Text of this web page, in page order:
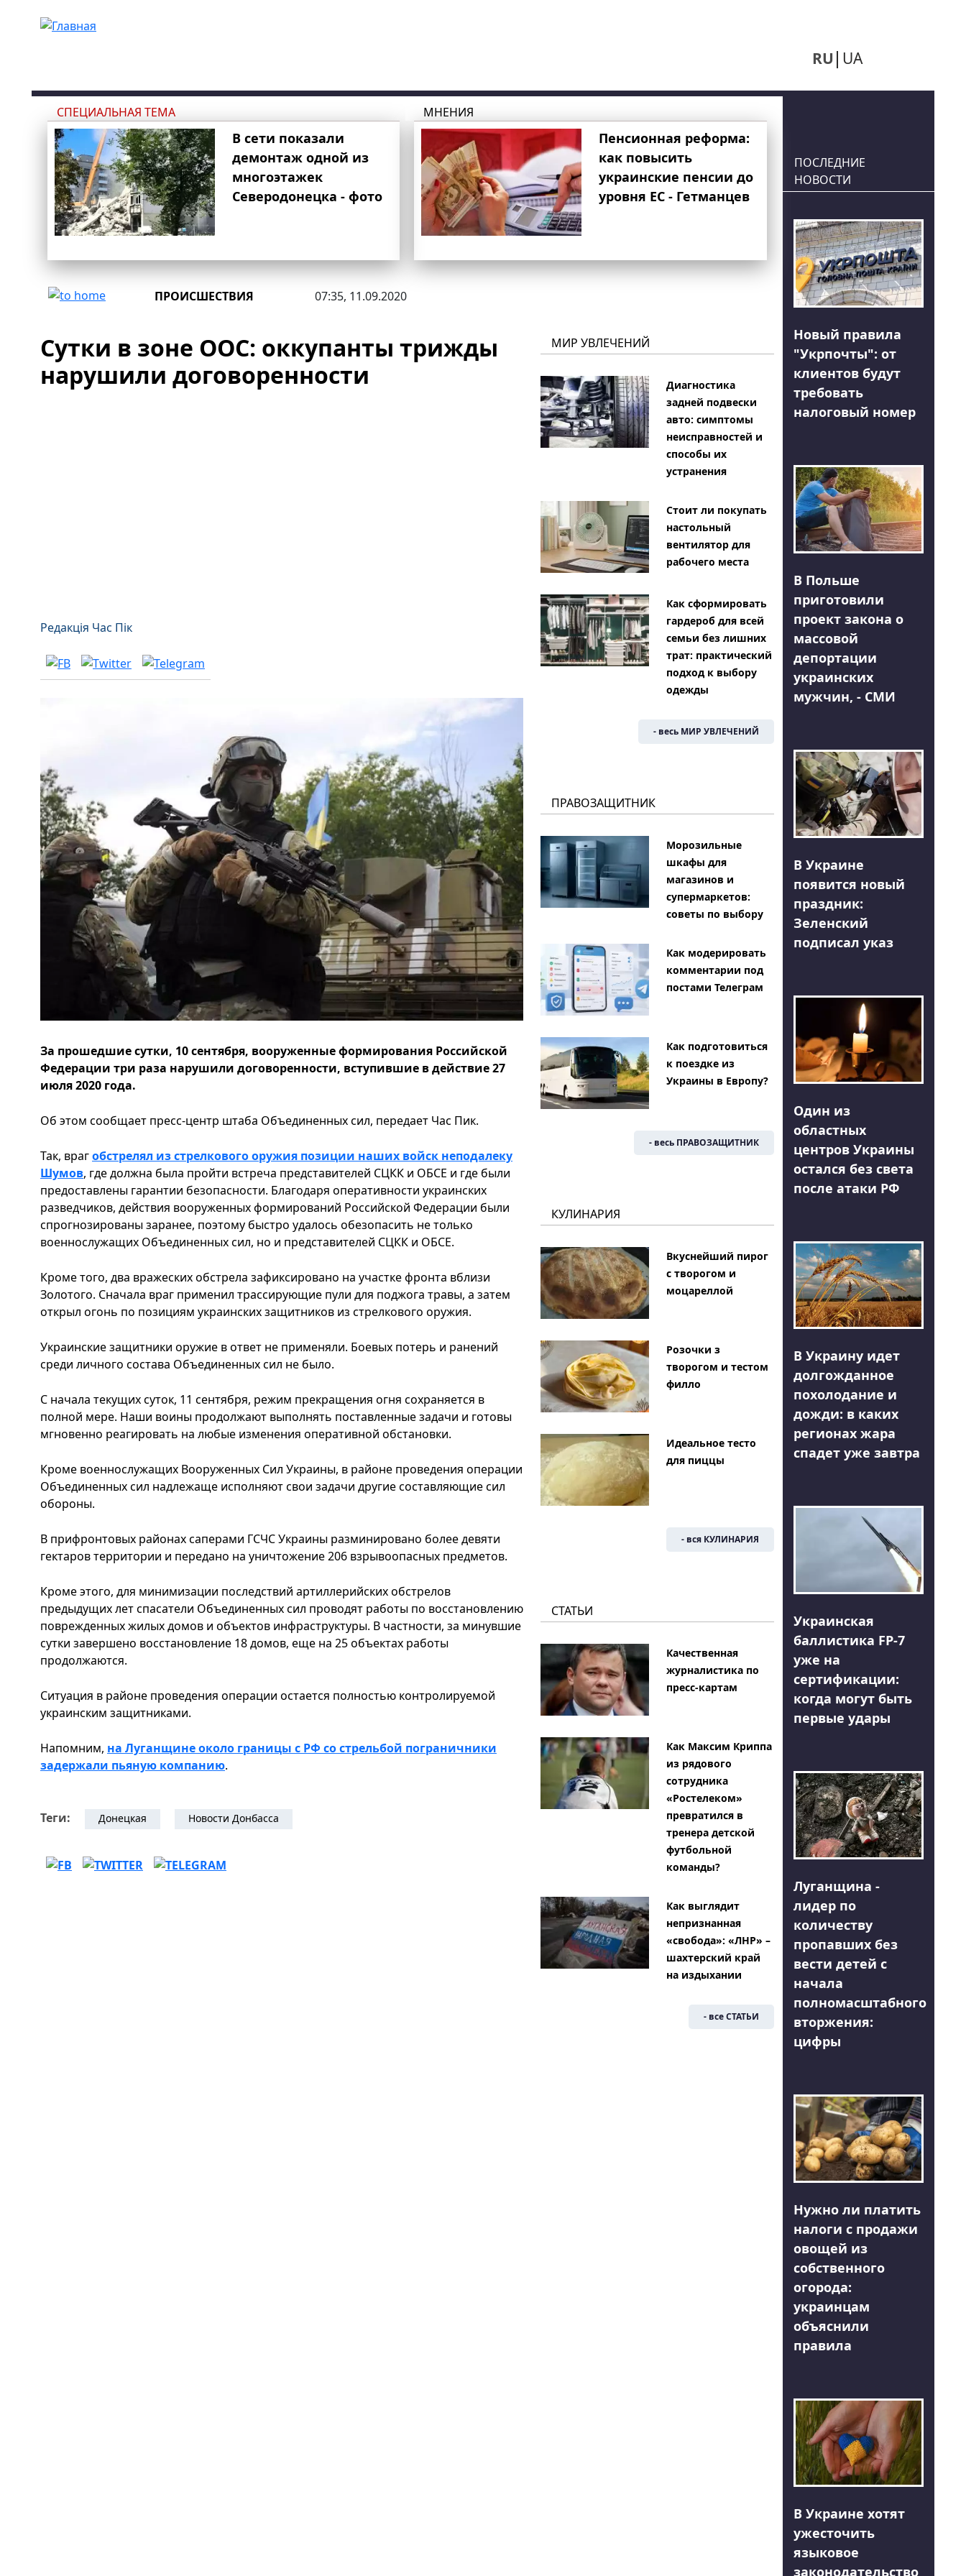
RU UA
СПЕЦИАЛЬНАЯ ТЕМА
В сети показали
демонтаж одной из
многоэтажек
Северодонецка - фото
МНЕНИЯ
Пенсионная реформа:
как повысить
украинские пенсии до
уровня ЕС - Гетманцев
ПРОИСШЕСТВИЯ 07:35, 11.09.2020
Сутки в зоне ООС: оккупанты трижды
нарушили договоренности
Редакція Час Пік
За прошедшие сутки, 10 сентября, вооруженные формирования Российской
Федерации три раза нарушили договоренности, вступившие в действие 27
июля 2020 года.
Об этом сообщает пресс-центр штаба Объединенных сил, передает Час Пик.
Так, врагобстрелял из стрелкового оружия позиции наших войск неподалеку
Шумов, где должна была пройти встреча представителей СЦКК и ОБСЕ и где были
предоставлены гарантии безопасности. Благодаря оперативности украинских
разведчиков, действия вооруженных формирований Российской Федерации были
спрогнозированы заранее, поэтому быстро удалось обезопасить не только
военнослужащих Объединенных сил, но и представителей СЦКК и ОБСЕ.
Кроме того, два вражеских обстрела зафиксировано на участке фронта вблизи
Золотого. Сначала враг применил трассирующие пули для поджога травы, а затем
открыл огонь по позициям украинских защитников из стрелкового оружия.
Украинские защитники оружие в ответ не применяли. Боевых потерь и ранений
среди личного состава Объединенных сил не было.
С начала текущих суток, 11 сентября, режим прекращения огня сохраняется в
полной мере. Наши воины продолжают выполнять поставленные задачи и готовы
мгновенно реагировать на любые изменения оперативной обстановки.
Кроме военнослужащих Вооруженных Сил Украины, в районе проведения операции
Объединенных сил надлежаще исполняют свои задачи другие составляющие сил
обороны.
В прифронтовых районах саперами ГСЧС Украины разминировано более девяти
гектаров территории и передано на уничтожение 206 взрывоопасных предметов.
Кроме этого, для минимизации последствий артиллерийских обстрелов
предыдущих лет спасатели Объединенных сил проводят работы по восстановлению
поврежденных жилых домов и объектов инфраструктуры. В частности, за минувшие
сутки завершено восстановление 18 домов, еще на 25 объектах работы
продолжаются.
Ситуация в районе проведения операции остается полностью контролируемой
украинским защитниками.
Напомним, на Луганщине около границы с РФ со стрельбой пограничники
задержали пьяную компанию.
Теги: Донецкая Новости Донбасса
МИР УВЛЕЧЕНИЙ
Диагностика
задней подвески
авто: симптомы
неисправностей и
способы их
устранения
Стоит ли покупать
настольный
вентилятор для
рабочего места
Как сформировать
гардероб для всей
семьи без лишних
трат: практический
подход к выбору
одежды
- весь МИР УВЛЕЧЕНИЙ
ПРАВОЗАЩИТНИК
Морозильные
шкафы для
магазинов и
супермаркетов:
советы по выбору
Как модерировать
комментарии под
постами Телеграм
Как подготовиться
к поездке из
Украины в Европу?
- весь ПРАВОЗАЩИТНИК
КУЛИНАРИЯ
Вкуснейший пирог
с творогом и
моцареллой
Розочки з
творогом и тестом
филло
Идеальное тесто
для пиццы
- вся КУЛИНАРИЯ
СТАТЬИ
Качественная
журналистика по
пресс-картам
Как Максим Криппа
из рядового
сотрудника
«Ростелеком»
превратился в
тренера детской
футбольной
команды?
Как выглядит
непризнанная
«свобода»: «ЛНР» –
шахтерский край
на издыхании
- все СТАТЬИ
ПОСЛЕДНИЕ
НОВОСТИ
Новый правила
"Укрпочты": от
клиентов будут
требовать
налоговый номер
В Польше
приготовили
проект закона о
массовой
депортации
украинских
мужчин, - СМИ
В Украине
появится новый
праздник:
Зеленский
подписал указ
Один из
областных
центров Украины
остался без света
после атаки РФ
В Украину идет
долгожданное
похолодание и
дожди: в каких
регионах жара
спадет уже завтра
Украинская
баллистика FP-7
уже на
сертификации:
когда могут быть
первые удары
Луганщина -
лидер по
количеству
пропавших без
вести детей с
начала
полномасштабного
вторжения:
цифры
Нужно ли платить
налоги с продажи
овощей из
собственного
огорода:
украинцам
объяснили
правила
В Украине хотят
ужесточить
языковое
законодательство